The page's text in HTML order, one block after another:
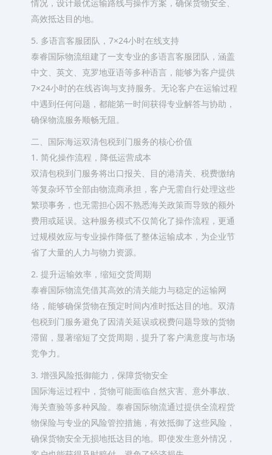
情况，设计最优运输路线与操作方案，确保货物安全、
高效抵达目的地。
5. 多语言客服团队，7×24小时在线支持
泰睿国际物流组建了一支专业的多语言客服团队，涵盖
中文、英文、克罗地亚语等多种语言，能够为客户提供
7×24小时的在线咨询与支持服务。无论客户在运输过程
中遇到任何问题，都能第一时间获得专业解答与协助，
确保物流服务顺畅无阻。
二、国际海运双清包税到门服务的核心价值
1. 简化操作流程，降低运营成本
双清包税到门服务将出口报关、目的港清关、税费缴纳
等复杂环节全部由物流商承担，客户无需自行处理这些
繁琐事务，也无需担心因不熟悉海关政策而导致的额外
费用或延误。这种服务模式不仅简化了操作流程，更通
过规模效应与专业操作降低了整体运输成本，为企业节
省了大量的人力与物力资源。
2. 提升运输效率，缩短交货周期
泰睿国际物流凭借其高效的清关能力与稳定的运输网
络，能够确保货物在预定时间内准时抵达目的地。双清
包税到门服务避免了因清关延误或税费问题导致的货物
滞留，显著缩短了交货周期，提升了客户满意度与市场
竞争力。
3. 增强风险抵御能力，保障货物安全
国际海运过程中，货物可能面临自然灾害、意外事故、
海关查验等多种风险。泰睿国际物流通过提供全流程货
物保险与专业的风险管控措施，有效抵御了这些风险，
确保货物安全无损地抵达目的地。即使发生意外情况，